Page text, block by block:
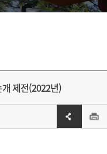
제전(2022년)